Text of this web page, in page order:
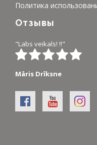
Политика
Отзывы
"Labs veikals! !!"
Māris Drīksne